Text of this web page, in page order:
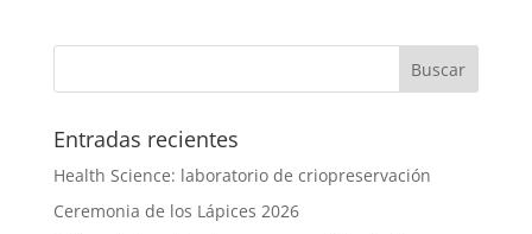
Entradas recientes
Health Science: laboratorio de criopreservación
Ceremonia de los Lápices 2026